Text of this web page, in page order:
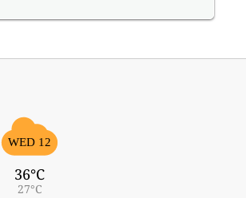
WED 12
36°C
27°C